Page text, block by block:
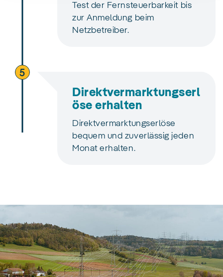
Test der Fernsteuerbarkeit bis
zur Anmeldung beim
Netzbetreiber.
5
Direktvermarktungserl
öse erhalten
Direktvermarktungserlöse
bequem und zuverlässig jeden
Monat erhalten.